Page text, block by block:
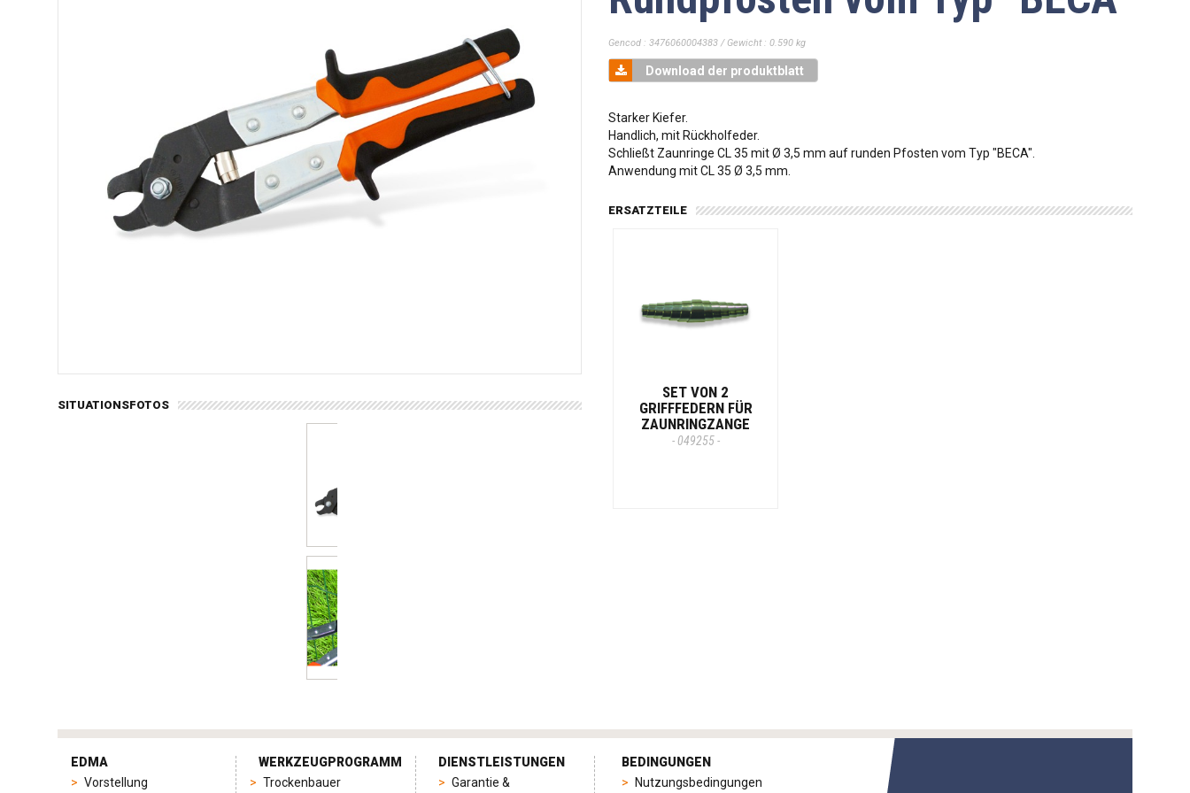
SITUATIONSFOTOS
Gencod : 3476060004383 / Gewicht : 0.590 kg
Download der produktblatt
Starker Kiefer.
Handlich, mit Rückholfeder.
Schließt Zaunringe CL 35 mit Ø 3,5 mm auf runden Pfosten vom Typ "BECA".
Anwendung mit CL 35 Ø 3,5 mm.
ERSATZTEILE
SET VON 2
GRIFFFEDERN FÜR
ZAUNRINGZANGE
- 049255 -
EDMA
Vorstellung
WERKZEUGPROGRAMM
Trockenbauer
DIENSTLEISTUNGEN
Garantie &
BEDINGUNGEN
Nutzungsbedingungen